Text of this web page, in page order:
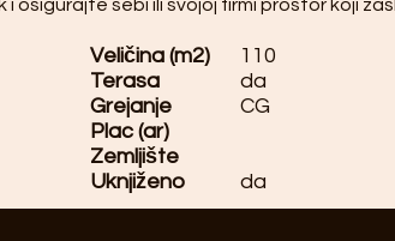
osigurajte sebi ili svojoj firmi prostor koji
Veličina (m2)
110
Terasa
da
Grejanje
CG
Plac (ar)
Zemljište
Uknjiženo da